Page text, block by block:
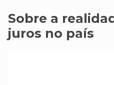
Sobre a
juros no país